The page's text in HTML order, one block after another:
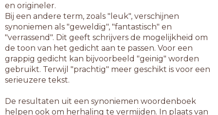
en origineler.
Bij een andere term, zoals "leuk", verschijnen
synoniemen als "geweldig", "fantastisch" en
"verrassend". Dit geeft schrijvers de mogelijkheid om
de toon van het gedicht aan te passen. Voor een
grappig gedicht kan bijvoorbeeld "geinig" worden
gebruikt. Terwijl "prachtig" meer geschikt is voor een
serieuzere tekst.
De resultaten uit een synoniemen woordenboek
helpen ook om herhaling te vermijden. In plaats van